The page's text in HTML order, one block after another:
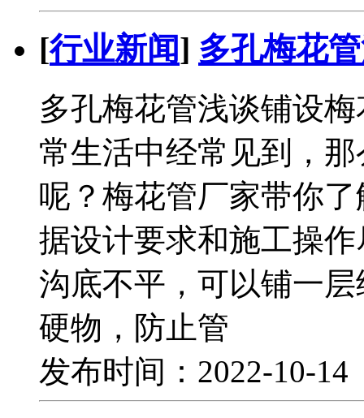
[行业新闻] 多孔梅花
多孔梅花管浅谈铺设
常生活中经常见到，
呢？梅花管厂家带你
据设计要求和施工操
沟底不平，可以铺一
硬物，防止管
发布时间：2022-10-